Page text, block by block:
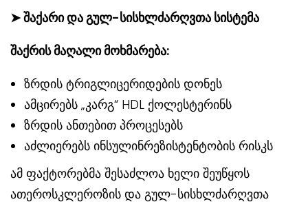
➤შაქარი და გულ-სისხლძარღვთა სისტემა
შაქრის მაღალი მოხმარება:
ზრდის ტრიგლიცერიდების დონეს
ამცირებს „კარგ“ HDL ქოლესტერინს
ზრდის ანთებით პროცესებს
აძლიერებს ინსულინრეზისტენტობის რისკს
ამ ფაქტორებმა შესაძლოა ხელი შეუწყოს
ათეროსკლეროზის და გულ-სისხლძარღვთა